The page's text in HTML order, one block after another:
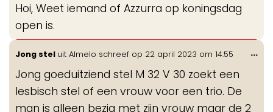
Hoi, Weet iemand of Azzurra op koningsdag
open is.
Jong stel uit Almelo schreef op 22 april 2023 om 14:55
Jong goeduitziend stel M 32 V 30 zoekt een
lesbisch stel of een vrouw voor een trio. De
man is alleen bezig met zijn vrouw maar de 2
...